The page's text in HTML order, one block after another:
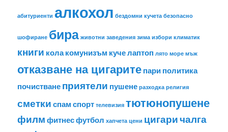
абитуриенти алкохол бездомни кучета безопасно
шофиране бира животни заведения зима избори климатик
книги колакомунизъм кучелаптоп лято море мъж
отказване на цигаритепариполитика
почистванеприятели пушене разходка религия
сметкиспамспорт телевизия тютюнопушене
филмфитнесфутбол хапчета цени цигаричалга